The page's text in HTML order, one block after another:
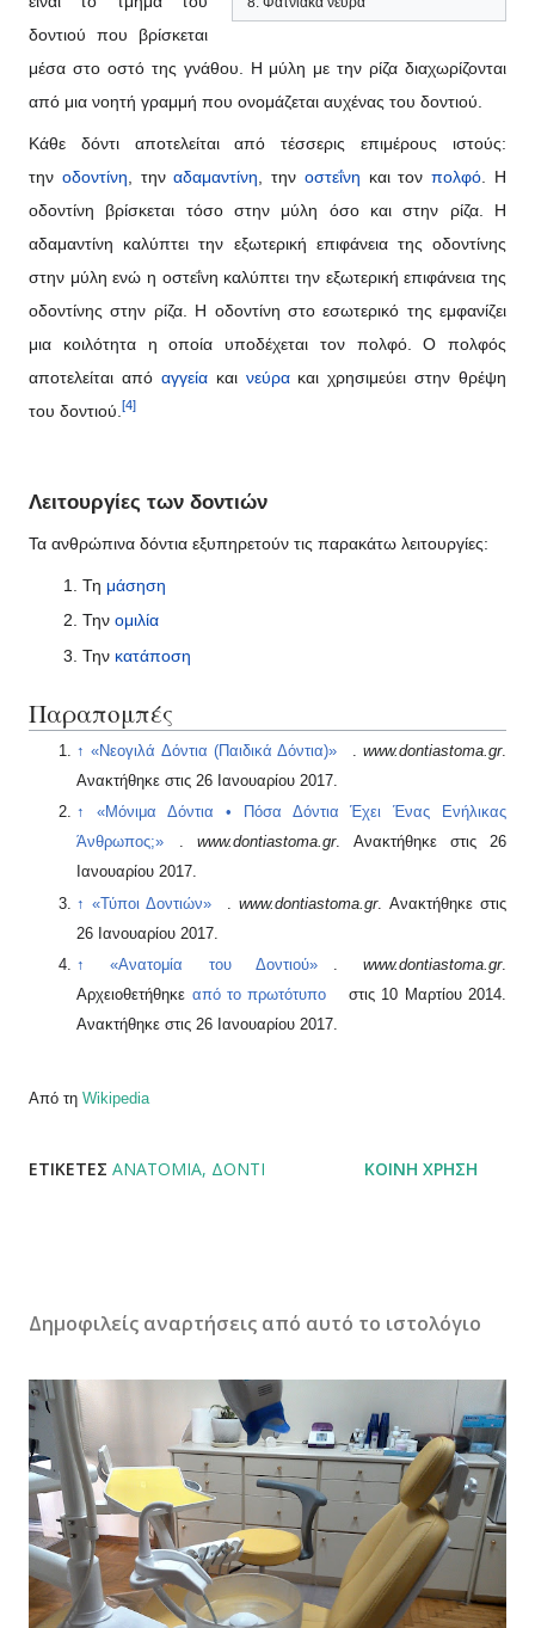
δοντιού που βρίσκεται
μέσα στο οστό της γνάθου. Η μύλη με την ρίζα διαχωρίζονται
από μια νοητή γραμμή που ονομάζεται αυχένας του δοντιού.
Κάθε δόντι αποτελείται από τέσσερις επιμέρους ιστούς:
την οδοντίνη , τηναδαμαντίνη , την οστεΐνη και τονπολφό . Η
οδοντίνη βρίσκεται τόσο στην μύλη όσο και στην ρίζα. Η
αδαμαντίνη καλύπτει την εξωτερική επιφάνεια της οδοντίνης
στην μύλη ενώ η οστεΐνη καλύπτει την εξωτερική επιφάνεια της
οδοντίνης στην ρίζα. Η οδοντίνη στο εσωτερικό της εμφανίζει
μια κοιλότητα η οποία υποδέχεται τον πολφό. Ο πολφός
αποτελείται από αγγείακαι νεύρακαι χρησιμεύει στην θρέψη
του δοντιού. [4]
Λειτουργίες των δοντιών
Τα ανθρώπινα δόντια εξυπηρετούν τις παρακάτω λειτουργίες:
Τη μάσηση
Την ομιλία
Την κατάποση
Παραπομπές
↑ «Νεογιλά Δόντια (Παιδικά Δόντια)» .www.dontiastoma.gr.
Ανακτήθηκε στις 26 Ιανουαρίου 2017.
↑
«Μόνιμα Δόντια • Πόσα Δόντια Έχει Ένας Ενήλικας
Άνθρωπος;»
.www.dontiastoma.gr. Ανακτήθηκε στις 26
Ιανουαρίου 2017.
↑ «Τύποι Δοντιών» .www.dontiastoma.gr. Ανακτήθηκε στις
26 Ιανουαρίου 2017
↑
«Ανατομία του Δοντιού» www.dontiastoma.gr.
Αρχειοθετήθηκε από το πρωτότυπο στις 10 Μαρτίου 2014
Ανακτήθηκε στις 26 Ιανουαρίου 2017
Από τη Wikipedia
ΕΤΙΚΈΤΕΣ ΑΝΑΤΟΜΊΑ ΔΌΝΤΙ ΚΟΙΝΉ ΧΡΉΣΗ
Δημοφιλείς αναρτήσεις από αυτό το ιστολόγιο